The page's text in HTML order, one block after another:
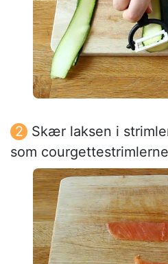
Skær laksen i
som